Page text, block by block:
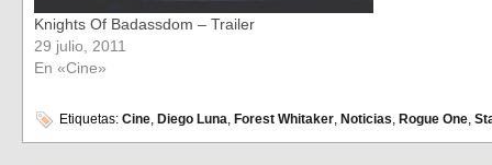
Knights Of Badassdom – Trailer
29 julio, 2011
En «Cine»
Etiquetas: Cine, Diego Luna, Forest Whitaker, Noticias, Rogue One,